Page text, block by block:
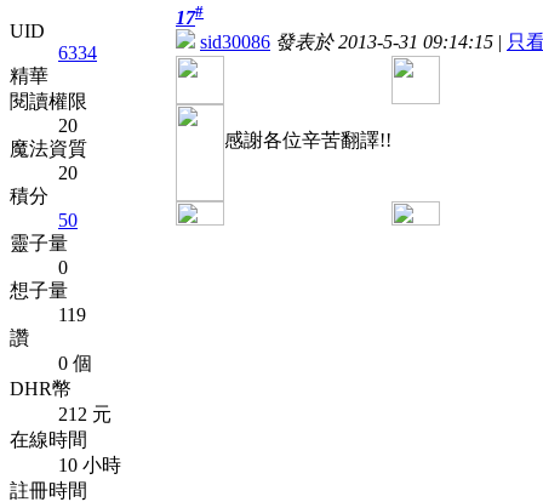
UID
6334
精華
閱讀權限
20
魔法資質
20
積分
50
靈子量
0
想子量
119
讚
0 個
DHR幣
212 元
在線時間
10 小時
註冊時間
17#
sid30086 發表於 2013-5-31 09:14:15 | 只
感謝各位辛苦翻譯!!